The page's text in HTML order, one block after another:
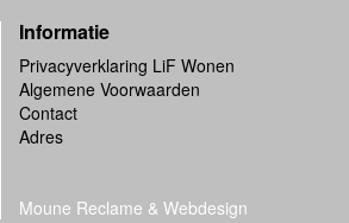
Informatie
Privacyverklaring LiF Wonen
Algemene Voorwaarden
Contact
Adres
Moune Reclame & Webdesign